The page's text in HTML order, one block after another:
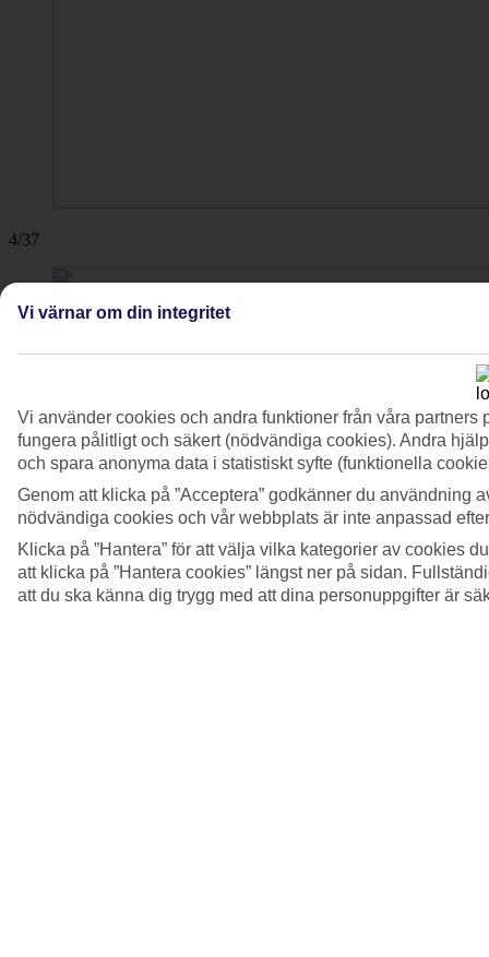
4/37
Vi värnar om din integritet
Vi använder cookies och andra funktioner från våra
fungera pålitligt och säkert (nödvändiga cookies). Andra
och spara anonyma data i statistiskt syfte (funktionella
Genom att klicka på ”Acceptera” godkänner du användning
nödvändiga cookies och vår webbplats är inte anpassad
Klicka på ”Hantera” för att välja vilka kategorier av cookies
att klicka på ”Hantera cookies” längst ner på sidan.
att du ska känna dig trygg med att dina personuppgifter är